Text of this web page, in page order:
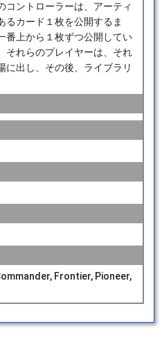
コントローラーは、アーティ
るカード１枚を公開するま
番上から１枚ずつ公開してい
それらのプレイヤーは、それ
に出し、その後、ライブラリ
Frontier, Pioneer,